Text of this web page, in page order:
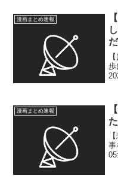
漫画まとめ速報
歩
漫画まとめ速報
事